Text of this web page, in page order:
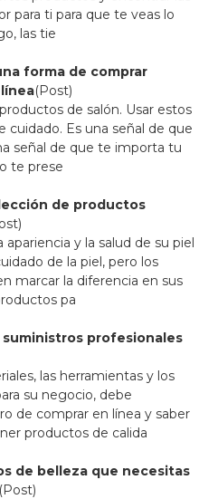
para ti para que te veas lo
las tie
forma de comprar
(Post)
de salón. Usar estos
cuidado. Es una señal de que
señal de que te importa tu
te prese
de productos
y la salud de su piel
de la piel, pero los
marcar la diferencia en sus
pa
suministros profesionales
las herramientas y los
su negocio, debe
de comprar en línea y saber
productos de calida
de belleza que necesitas
(Post)